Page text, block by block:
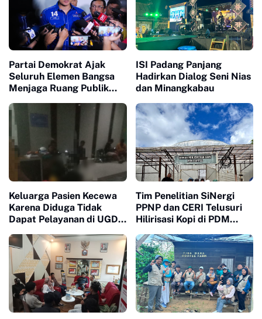
Partai Demokrat Ajak
Seluruh Elemen Bangsa
Menjaga Ruang Publik
Beradab
ISI Padang Panjang
Hadirkan Dialog Seni Nias
dan Minangkabau
Keluarga Pasien Kecewa
Karena Diduga Tidak
Dapat Pelayanan di UGD
Tim Penelitian SiNergi
PPNP dan CERI Telusuri
Hilirisasi Kopi di PDM